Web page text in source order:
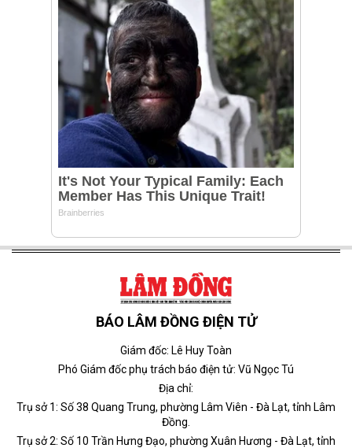
BÁO LÂM ĐỒNG ĐIỆN TỬ
Giám đốc: Lê Huy Toàn
Phó Giám đốc phụ trách báo điện tử: Vũ Ngọc Tú
Địa chỉ:
Trụ sở 1: Số 38 Quang Trung, phường Lâm Viên - Đà Lạt, tỉnh Lâm
Đồng.
Trụ sở 2: Số 10 Trần Hưng Đạo, phường Xuân Hương - Đà Lạt, tỉnh